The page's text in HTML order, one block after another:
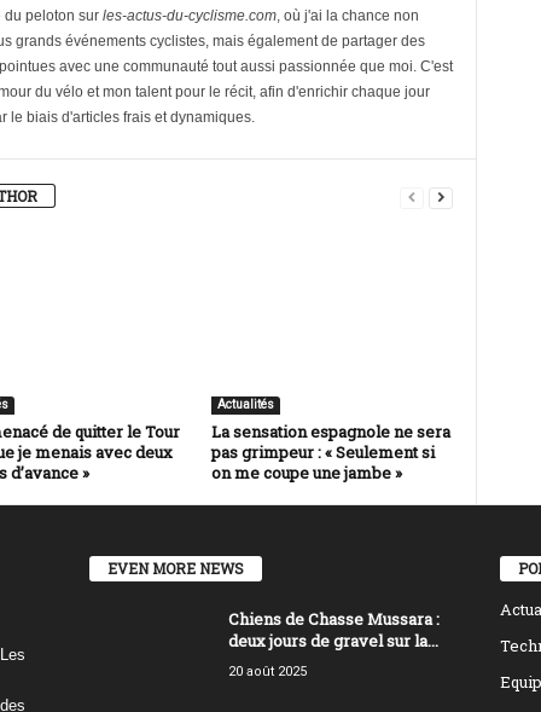
du peloton sur les-actus-du-cyclisme.com, où j'ai la chance non
grands événements cyclistes, mais également de partager des
avec une communauté tout aussi passionnée que moi. C'est
du vélo et mon talent pour le récit, afin d'enrichir chaque jour
le biais d'articles frais et dynamiques.
de quitter le Tour
je menais avec deux
d’avance »
Actualités
La sensation espagnole ne sera
pas grimpeur : « Seulement si
on me coupe une jambe »
EVEN MORE NEWS
Chiens de Chasse Mussara :
deux jours de gravel sur la...
20 août 2025